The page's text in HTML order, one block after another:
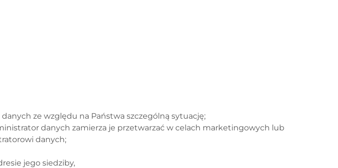
ze względu na Państwa szczególną sytuację;
danych zamierza je przetwarzać w celach marketingowych lub
danych;
jego siedziby,